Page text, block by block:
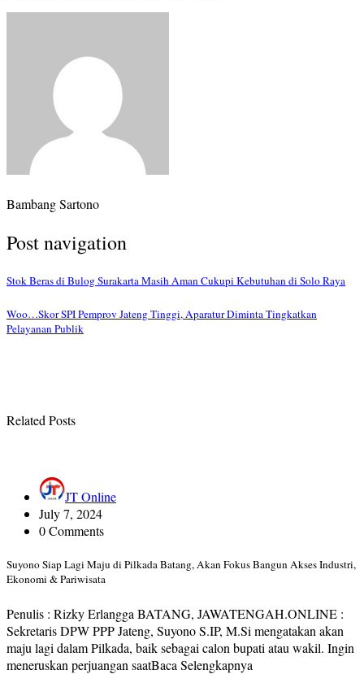
Bambang Sartono
Post navigation
Stok Beras di Bulog Surakarta Masih Aman Cukupi Kebutuhan di Solo Raya
Woo…Skor SPI Pemprov Jateng Tinggi, Aparatur Diminta Tingkatkan
Pelayanan Publik
Related Posts
JT Online
July 7, 2024
0 Comments
Suyono Siap Lagi Maju di Pilkada Batang, Akan Fokus Bangun Akses Industri,
Ekonomi & Pariwisata
Penulis : Rizky Erlangga BATANG, JAWATENGAH.ONLINE :
Sekretaris DPW PPP Jateng, Suyono S.IP, M.Si mengatakan akan
maju lagi dalam Pilkada, baik sebagai calon bupati atau wakil. Ingin
meneruskan perjuangan saatBaca Selengkapnya